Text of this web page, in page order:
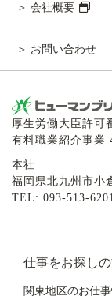
会社概要
お問い合わせ
厚生労働大臣許
有料職業紹介事業
本社
福岡県北九州市小
TEL: 093-513-
仕事をお探し
関東地区のお仕